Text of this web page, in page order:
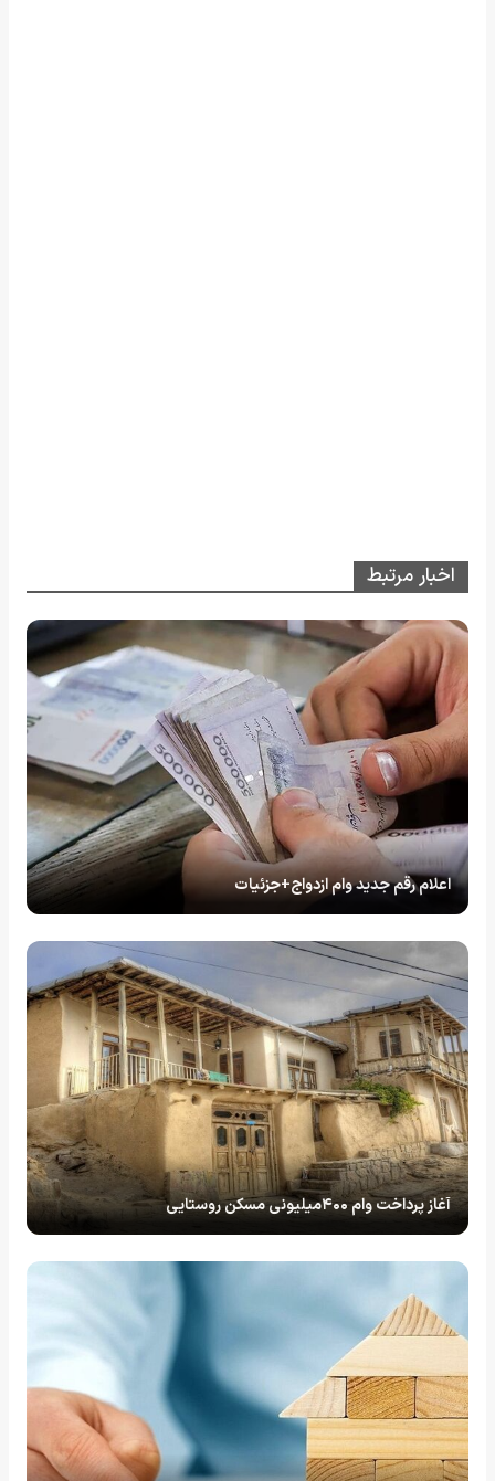
اخبار مرتبط
اعلام رقم جدید وام ازدواج+جزئیات
آغاز پرداخت وام ۴۰۰میلیونی مسکن روستایی